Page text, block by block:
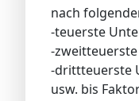
nach
-teuerste
-
-drittteuerste
usw. bis